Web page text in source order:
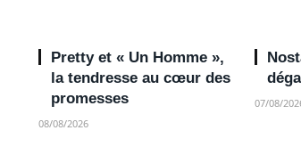
Pretty et « Un Homme »,
la tendresse au cœur des
promesses
08/08/2026
07/08/